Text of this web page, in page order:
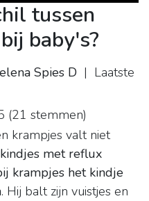
tussen
baby's?
Spies D | Laatste
(21 stemmen)
krampjes valt niet
met reflux
krampjes het kindje
. Hij balt zijn vuistjes en